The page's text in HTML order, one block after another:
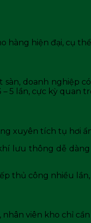
hàng hiện đại, cụ
doanh nghiệp
lần, cực kỳ quan
xuyên tích tụ hơi
lưu thông dễ
thủ công nhiều
viên kho chỉ